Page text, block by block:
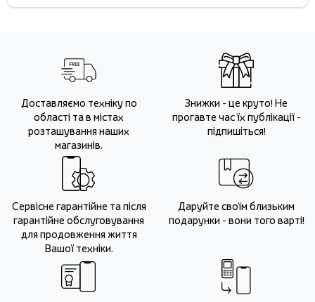
Доставляємо техніку по
області та в містах
розташування наших
магазинів.
Знижки - це круто! Не
прогавте час їх публікації -
підпишіться!
Сервісне гарантійне та після
гарантійне обслуговування
для продовження життя
Вашої техніки.
Даруйте своїм близьким
подарунки - вони того варті!